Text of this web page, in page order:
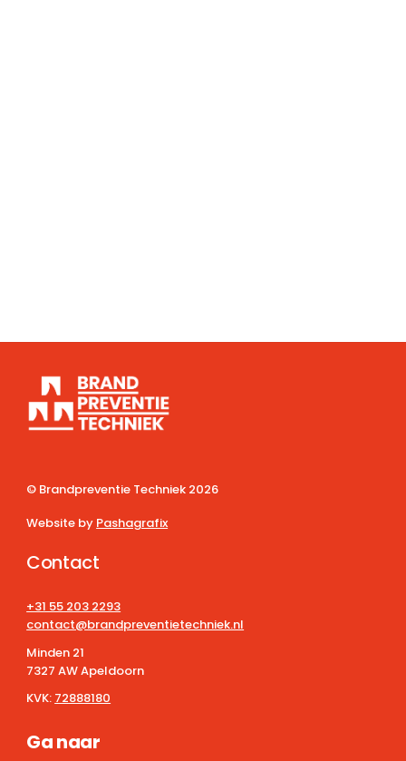
© Brandpreventie Techniek 2026
Website by Pashagrafix
Contact
+31 55 203 2293
contact@brandpreventietechniek.nl
Minden 21
7327 AW Apeldoorn
KVK: 72888180
Ga naar